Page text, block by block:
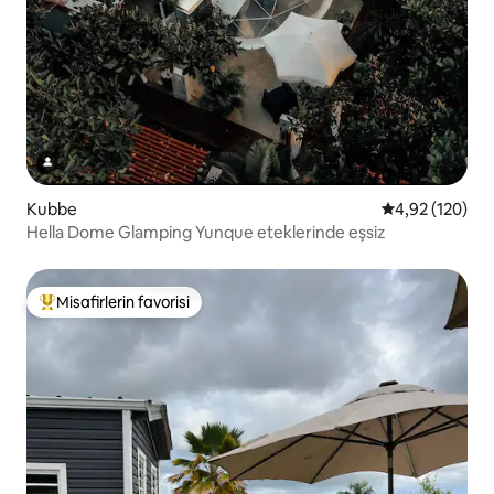
Kubbe 5 üzerinden
4,92 (120)
Hella Dome Glamping Yunque eteklerinde eşsiz
Misafirlerin favorilerinden en beğenilenler arasında
Misafirlerin favorisi